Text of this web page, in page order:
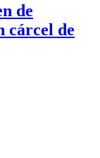
de
cárcel de